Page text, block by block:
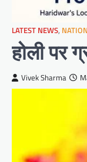
LATEST NEWS,
होली पर
Vivek Sharma